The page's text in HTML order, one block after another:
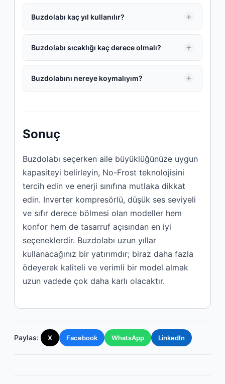
Buzdolabı kaç yıl kullanılır?
Buzdolabı sıcaklığı kaç derece olmalı?
Buzdolabını nereye koymalıyım?
Sonuç
Buzdolabı seçerken aile büyüklüğünüze uygun
kapasiteyi belirleyin, No-Frost teknolojisini
tercih edin ve enerji sınıfına mutlaka dikkat
edin. Inverter kompresörlü, düşük ses seviyeli
ve sıfır derece bölmesi olan modeller hem
konfor hem de tasarruf açısından en iyi
seçeneklerdir. Buzdolabı uzun yıllar
kullanacağınız bir yatırımdır; biraz daha fazla
ödeyerek kaliteli ve verimli bir model almak
uzun vadede çok daha karlı olacaktır.
Paylas: X Facebook WhatsApp LinkedIn